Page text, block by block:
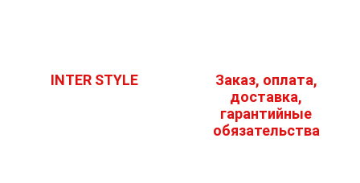
INTER STYLE
Заказ, оплата,
доставка,
гарантийные
обязательства